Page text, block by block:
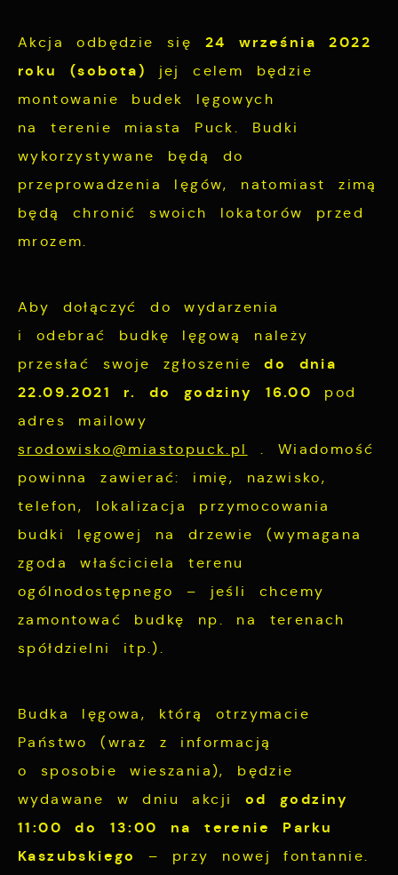
Akcja odbędzie się 24 września 2022
roku (sobota)
jej celem będzie
montowanie budek lęgowych
na terenie miasta Puck. Budki
wykorzystywane będą do
przeprowadzenia lęgów, natomiast zimą
będą chronić swoich lokatorów przed
mrozem.
Aby dołączyć do wydarzenia
i odebrać budkę lęgową należy
przesłać swoje zgłoszeniedo dnia
22.09.2021 r. do godziny 16.00
pod
adres mailowy
srodowisko@miastopuck.pl
. Wiadomość
powinna zawierać: imię, nazwisko,
telefon, lokalizacja przymocowania
budki lęgowej na drzewie (wymagana
zgoda właściciela terenu
ogólnodostępnego – jeśli chcemy
zamontować budkę np. na terenach
spółdzielni itp.).
Budka lęgowa, którą otrzymacie
Państwo (wraz z informacją
o sposobie wieszania), będzie
wydawane w dniu akcji od godziny
11:00 do 13:00 na terenie Parku
Kaszubskiego
– przy nowej fontannie.
preferencji. Wyrażenie zgody na
funkcjonalne i personalizacyjne pliki
ilości funkcji na stronie.
Analityczne pliki cookies pomagają nam
rozwijać się i dostosowywać do Twoich
potrzeb.
informacji w zakresie wykorzystywania
witryny internetowej, miejsca oraz
częstotliwości, z jaką odwiedzane są nasze
serwisy www. Dane pozwalają nam na
użytkowników. Zgromadzone informacje są
przetwarzane w formie zanonimizowanej.
Wyrażenie zgody na analityczne pliki
cookies gwarantuje dostępność wszystkich
Więcej
Reklamowe
Dzięki reklamowym plikom cookies
Promocyjne pliki cookies służą do
prezentowania Ci naszych komunikatów na
podstawie analizy Twoich upodobań oraz
Twoich zwyczajów dotyczących przeglądanej
witryny internetowej. Treści promocyjne
trzecich lub firm będących naszymi
partnerami oraz innych dostawców usług.
Firmy te działają w charakterze
pośredników prezentujących nasze treści w
postaci wiadomości, ofert, komunikatów
mediów społecznościowych.